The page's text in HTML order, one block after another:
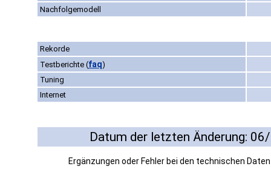
Nachfolgemodell
Rekorde
Testberichte (faq)
Tuning
Internet
Datum der letzten Änderung:
Ergänzungen oder Fehler bei den technischen